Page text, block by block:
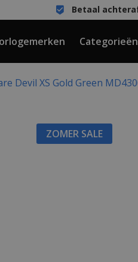
Betaal
Categorieën
Devil XS Gold Green
ZOMER SALE